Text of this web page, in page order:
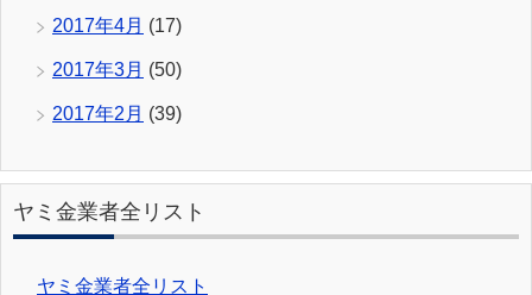
2017年4月 (17)
2017年3月 (50)
2017年2月 (39)
ヤミ金業者全リスト
ヤミ金業者全リスト